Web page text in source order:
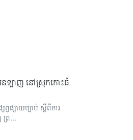
ធអនឡាញ នៅស្រុកកោះធំ
វផ្សាយច្បាប់ ស្តីពីការ
ព្រ...